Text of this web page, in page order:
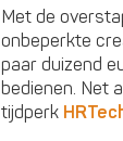
Met de
onbeperkte
paar duizend
bedienen. Net
tijdperk